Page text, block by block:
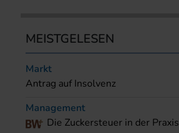
MEISTGELESEN
Markt
Antrag auf Insolvenz
Management
Die Zuckersteuer in der Praxis